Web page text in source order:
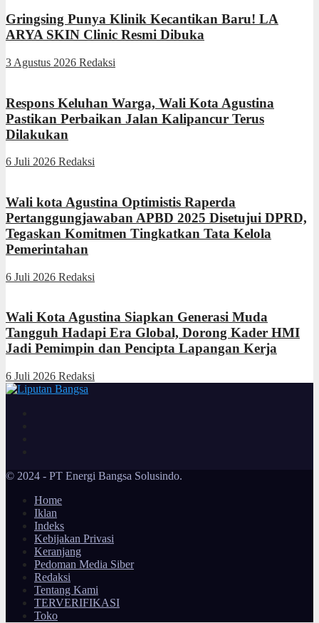
Gringsing Punya Klinik Kecantikan Baru! LA
ARYA SKIN Clinic Resmi Dibuka
3 Agustus 2026 Redaksi
Respons Keluhan Warga, Wali Kota Agustina
Pastikan Perbaikan Jalan Kalipancur Terus
Dilakukan
6 Juli 2026 Redaksi
Wali kota Agustina Optimistis Raperda
Pertanggungjawaban APBD 2025 Disetujui DPRD,
Tegaskan Komitmen Tingkatkan Tata Kelola
Pemerintahan
6 Juli 2026 Redaksi
Wali Kota Agustina Siapkan Generasi Muda
Tangguh Hadapi Era Global, Dorong Kader HMI
Jadi Pemimpin dan Pencipta Lapangan Kerja
6 Juli 2026 Redaksi
© 2024 - PT Energi Bangsa Solusindo.
Home
Iklan
Indeks
Kebijakan Privasi
Keranjang
Pedoman Media Siber
Redaksi
Tentang Kami
TERVERIFIKASI
Toko